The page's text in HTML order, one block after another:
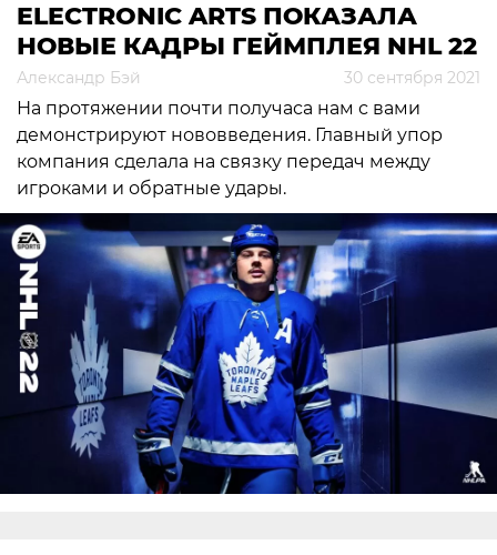
ELECTRONIC ARTS ПОКАЗАЛА
НОВЫЕ КАДРЫ ГЕЙМПЛЕЯ NHL 22
Александр Бэй 30 сентября 2021
На протяжении почти получаса нам с вами
демонстрируют нововведения. Главный упор
компания сделала на связку передач между
игроками и обратные удары.